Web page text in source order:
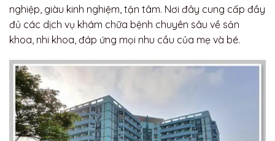
nghiệp, giàu kinh nghiệm, tận tâm. Nơi đây cung cấp đầy
đủ các dịch vụ khám chữa bệnh chuyên sâu về sản
khoa, nhi khoa, đáp ứng mọi nhu cầu của mẹ và bé.